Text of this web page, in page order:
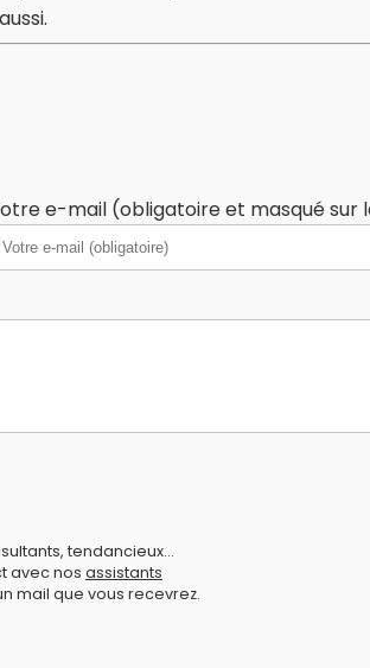
e-mail (obligatoire et masqué sur
tendancieux...
avec nos assistants
mail que vous recevrez.